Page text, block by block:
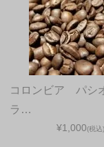
コロンビア パ
ラ…
¥1,000(税込)